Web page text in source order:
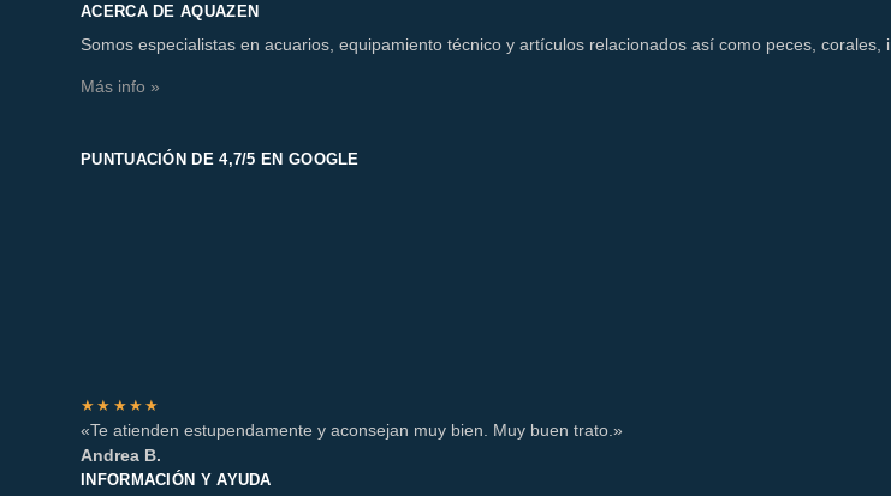
ACERCA DE AQUAZEN
Somos especialistas en acuarios, equipamiento técnico y artículos relacionados así como peces, corales,
Más info »
PUNTUACIÓN DE 4,7/5 EN GOOGLE
★★★★★
«Te atienden estupendamente y aconsejan muy bien. Muy buen trato.»
Andrea B.
INFORMACIÓN Y AYUDA